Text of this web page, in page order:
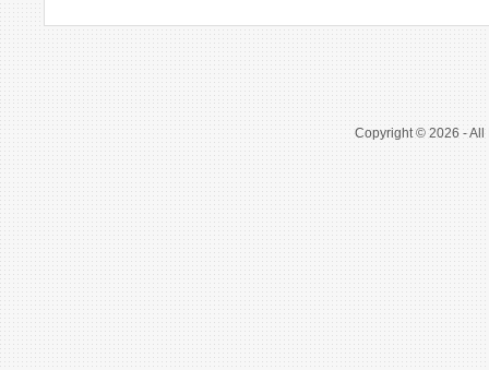
Copyright © 2026 - All